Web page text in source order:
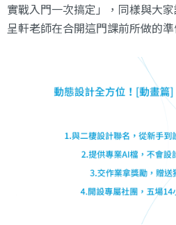
實戰入門一次搞定」，同樣與大
呈軒老師在合開這門課前所做的準